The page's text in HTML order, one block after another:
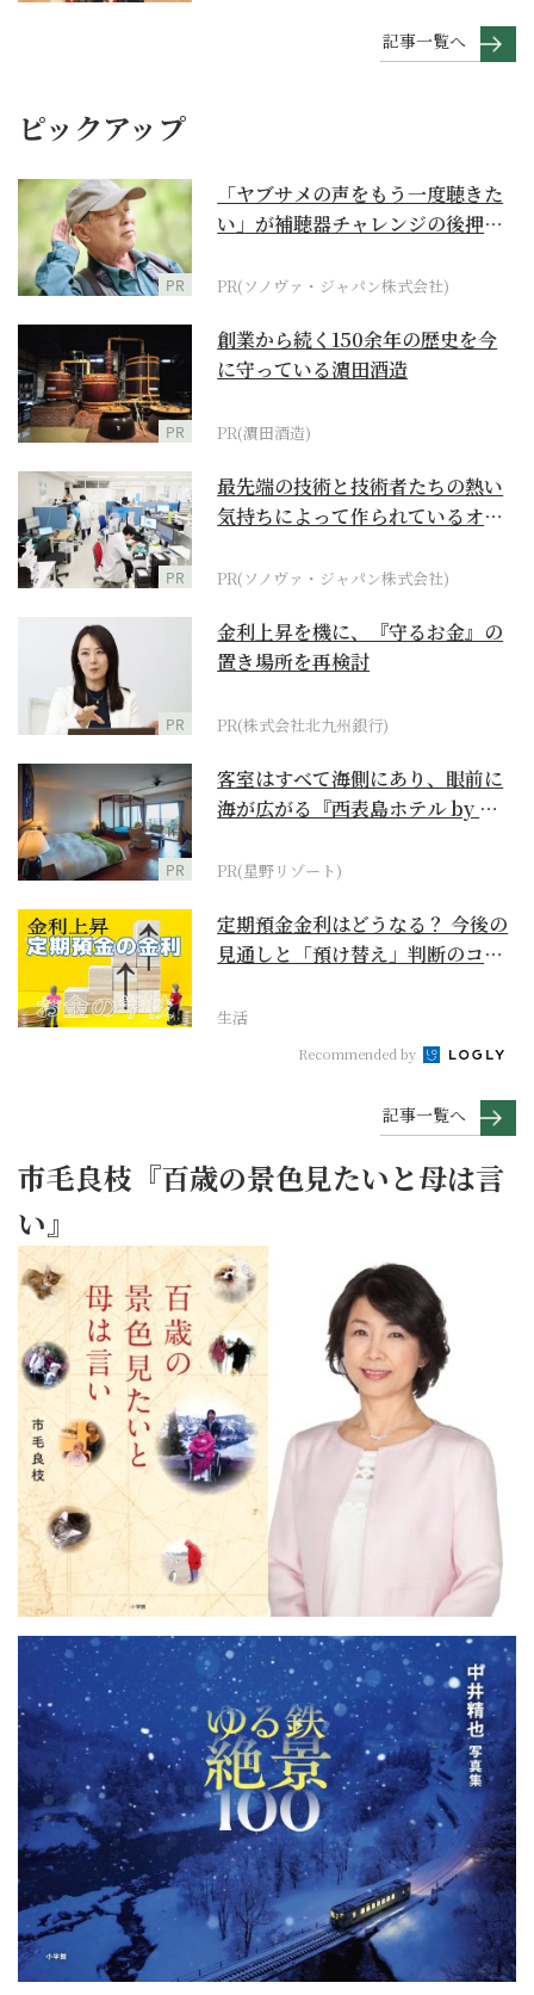
記事一覧へ
ピックアップ
PR
「ヤブサメの声をもう一度聴きた
い」が補聴器チャレンジの後押し
PR(ソノヴァ・ジャパン株式会社)
PR
創業から続く150余年の歴史を今
に守っている濵田酒造
PR(濵田酒造)
PR
最先端の技術と技術者たちの熱い
気持ちによって作られているオー
PR(ソノヴァ・ジャパン株式会社)
PR
金利上昇を機に、『守るお金』の
置き場所を再検討
PR(株式会社北九州銀行)
PR
客室はすべて海側にあり、眼前に
海が広がる『西表島ホテル by 星
PR(星野リゾート)
定期預金金利はどうなる？ 今後の
見通しと「預け替え」判断のコツ
生活
Recommended by
記事一覧へ
市毛良枝『百歳の景色見たいと母は言
い』